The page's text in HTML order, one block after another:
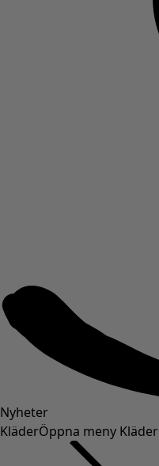
Nyheter
KläderÖppna meny Kläder